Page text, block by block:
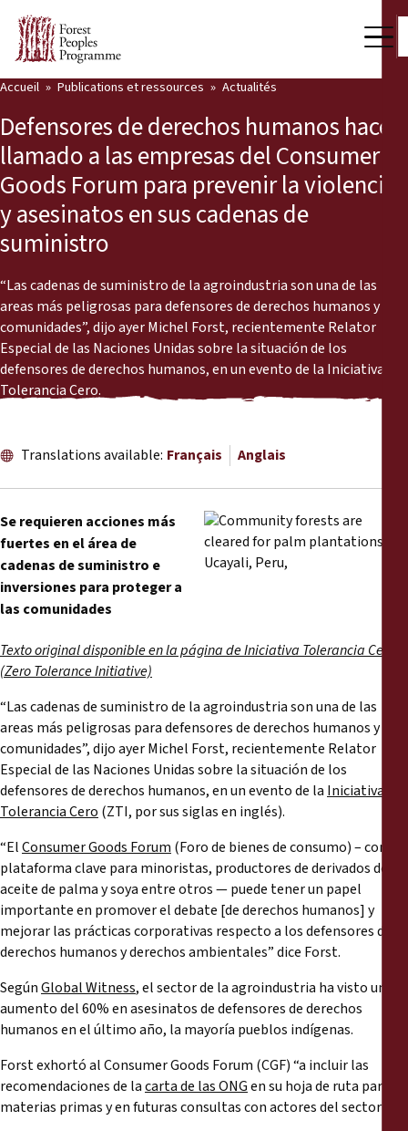
Qui nous sommes
Salle de presse
Nous soutenir
Notre travail
Voix des communautés
Partenaires et Pays
Dernières actualités
Publications et ressources
Actualités
Matériel de formation
Documents d'information
Procédures juridiques
Déclarations
Rapports annuels
Accueil Publications et ressources Actualités
Defensores de derechos humanos hacen
llamado a las empresas del Consumer
Goods Forum para prevenir la violencia
y asesinatos en sus cadenas de
suministro
“Las cadenas de suministro de la agroindustria son una de las
areas más peligrosas para defensores de derechos humanos y
comunidades”, dijo ayer Michel Forst, recientemente Relator
Especial de las Naciones Unidas sobre la situación de los
defensores de derechos humanos, en un evento de la Iniciativa
Tolerancia Cero.
Translations available: Français Anglais
Se requieren acciones más
fuertes en el área de
cadenas de suministro e
inversiones para proteger a
las comunidades
Texto original disponible en la página de Iniciativa Tolerancia Cero
(Zero Tolerance Initiative)
“Las cadenas de suministro de la agroindustria son una de las
areas más peligrosas para defensores de derechos humanos y
comunidades”, dijo ayer Michel Forst, recientemente Relator
Especial de las Naciones Unidas sobre la situación de los
defensores de derechos humanos, en un evento de la Iniciativa
Tolerancia Cero (ZTI, por sus siglas en inglés).
“ElConsumer Goods Forum (Foro de bienes de consumo) – como
plataforma clave para minoristas, productores de derivados del
aceite de palma y soya entre otros — puede tener un papel
importante en promover el debate [de derechos humanos] y
mejorar las prácticas corporativas respecto a los defensores de
derechos humanos y derechos ambientales” dice Forst.
SegúnGlobal Witness, el sector de la agroindustria ha visto un
aumento del 60% en asesinatos de defensores de derechos
humanos en el último año, la mayoría pueblos indígenas.
Forst exhortó al Consumer Goods Forum (CGF) “a incluir las
recomendaciones de lacarta de las ONGen su hoja de ruta para
materias primas y en futuras consultas con actores del sector”.